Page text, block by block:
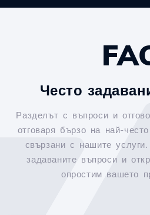
Често
Разделът с въпроси и
отговаря бързо на най-
свързани с нашите
задаваните въпроси и
опростим вашето